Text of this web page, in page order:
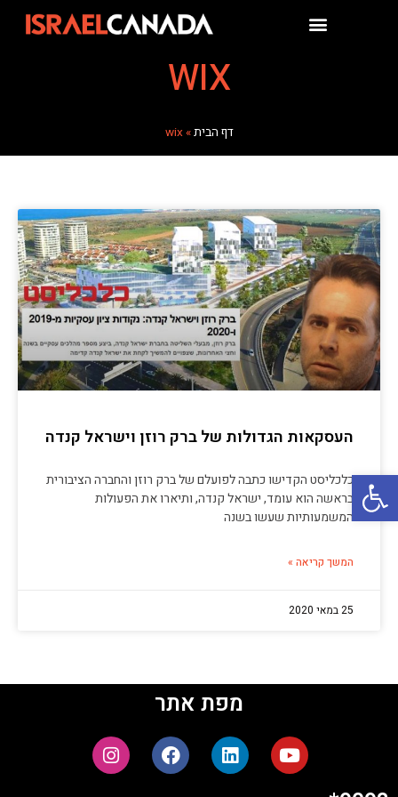
פתח סרגל נגישות
WIX
דף הבית»
wix
העסקאות הגדולות של ברק רוזן וישראל קנדה
כלכליסט הקדישו כתבה לפועלם של ברק רוזן והחברה הציבורית
בראשה הוא עומד, ישראל קנדה, ותיארו את הפעולות
המשמעותיות שעשו בשנה
המשך קריאה »
25 במאי 2020
מפת אתר